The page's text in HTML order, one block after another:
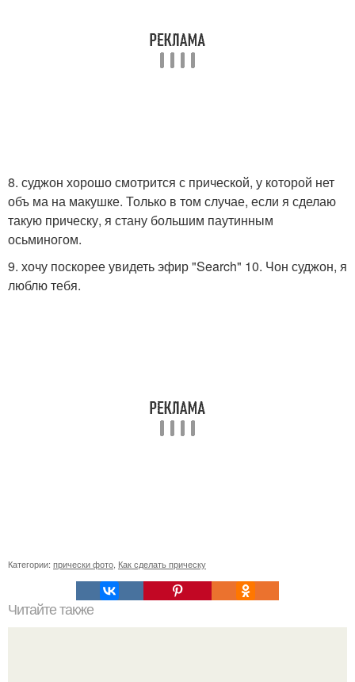
8. суджон хорошо смотрится с прической, у которой нет
объ ма на макушке. Только в том случае, если я сделаю
такую прическу, я стану большим паутинным
осьминогом.
9. хочу поскорее увидеть эфир "Search" 10. Чон суджон, я
люблю тебя.
Категории: прически фото Как сделать прическу
Читайте также